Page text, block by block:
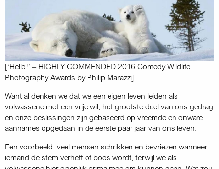
[‘Hello!’ – HIGHLY COMMENDED 2016 Comedy Wildlife
Photography Awards by Philip Marazzi]
Want al denken we dat we een eigen leven leiden als
volwassene met een vrije wil, het grootste deel van ons gedrag
en onze beslissingen zijn gebaseerd op vreemde en onware
aannames opgedaan in de eerste paar jaar van ons leven.
Een voorbeeld: veel mensen schrikken en bevriezen wanneer
iemand de stem verheft of boos wordt, terwijl we als